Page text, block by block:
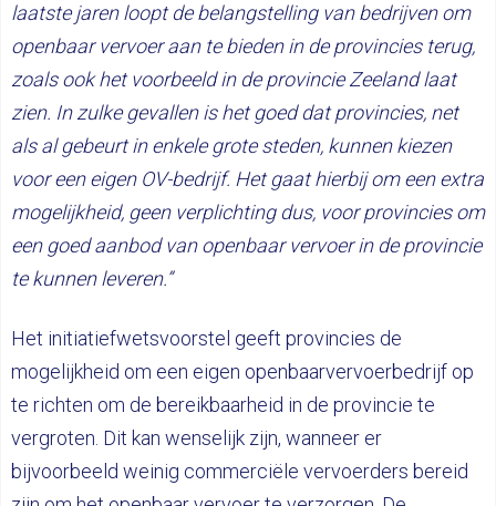
laatste jaren loopt de belangstelling van bedrijven om
openbaar vervoer aan te bieden in de provincies terug,
zoals ook het voorbeeld in de provincie Zeeland laat
zien. In zulke gevallen is het goed dat provincies, net
als al gebeurt in enkele grote steden, kunnen kiezen
voor een eigen OV-bedrijf. Het gaat hierbij om een extra
mogelijkheid, geen verplichting dus, voor provincies om
een goed aanbod van openbaar vervoer in de provincie
te kunnen leveren.”
Het initiatiefwetsvoorstel geeft provincies de
mogelijkheid om een eigen openbaarvervoerbedrijf op
te richten om de bereikbaarheid in de provincie te
vergroten. Dit kan wenselijk zijn, wanneer er
bijvoorbeeld weinig commerciële vervoerders bereid